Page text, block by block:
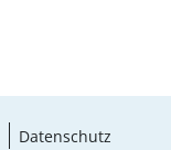
Datenschutz